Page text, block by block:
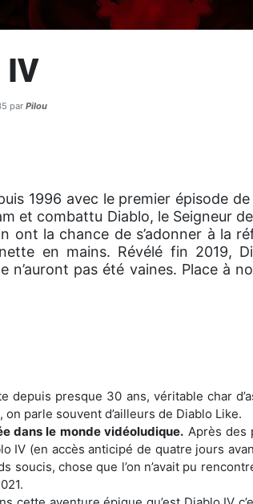
IV
par Pilou
1996 avec le premier épisode
et combattu Diablo, le Seigneur
ont la chance de s’adonner à la
en mains. Révélé fin 2019,
n’auront pas été vaines. Place à
depuis presque 30 ans, véritable char
parle souvent d’ailleurs de Diablo Like.
dans le monde vidéoludique. Après des
IV (en accès anticipé de quatre jours
soucis, chose que l’on n’avait pu